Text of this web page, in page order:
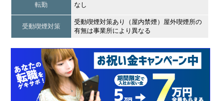
転勤 なし
受動喫煙対策
受動喫煙対策あり（屋内禁煙）屋外喫煙所の
有無は事業所により異なる